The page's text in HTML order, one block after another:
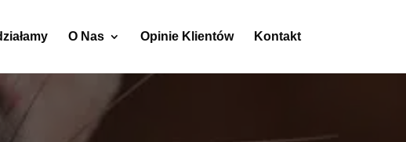
O Nas Opinie Klientów Kontakt